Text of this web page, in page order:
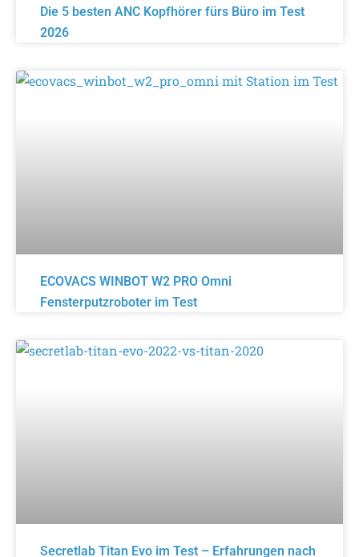
Die 5 besten ANC Kopfhörer fürs Büro im Test
2026
ECOVACS WINBOT W2 PRO Omni
Fensterputzroboter im Test
Secretlab Titan Evo im Test – Erfahrungen nach